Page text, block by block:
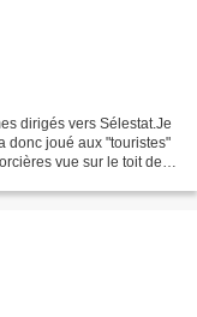
dirigés vers Sélestat.Je
donc joué aux "touristes"
vue sur le toit de